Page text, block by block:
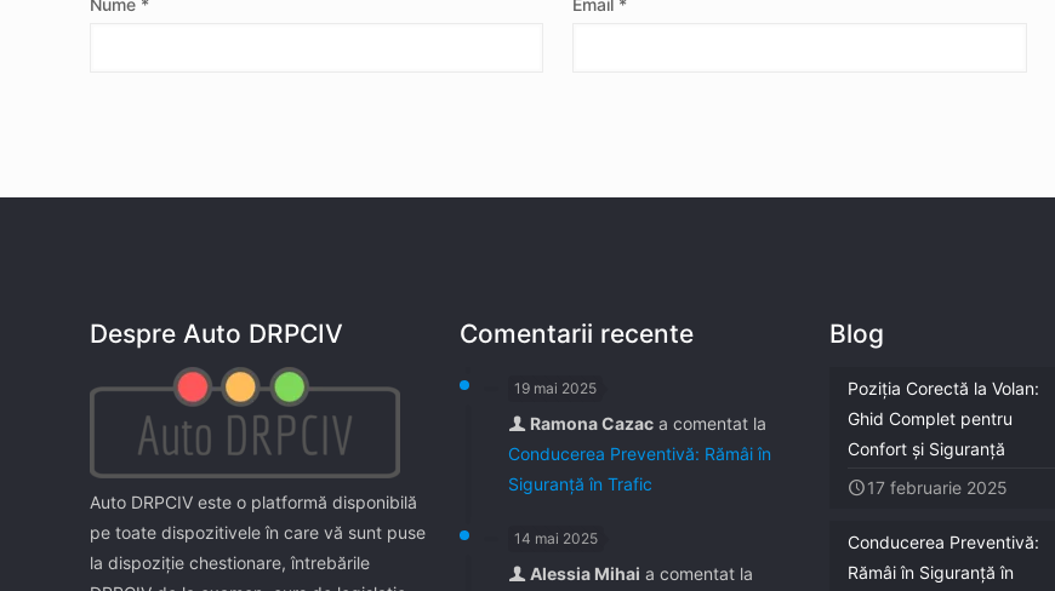
Nume * Email *
Despre Auto DRPCIV
Auto DRPCIV este o platformă disponibilă
pe toate dispozitivele în care vă sunt puse
la dispoziţie chestionare, întrebările
Comentarii recente
19 mai 2025
Ramona Cazac a comentat la
Conducerea Preventivă: Rămâi în
Siguranță în Trafic
14 mai 2025
Alessia Mihai a comentat la
Blog
Poziția Corectă la Volan:
Ghid Complet pentru
Confort și Siguranță
17 februarie 2025
Conducerea Preventivă:
Rămâi în Siguranță în